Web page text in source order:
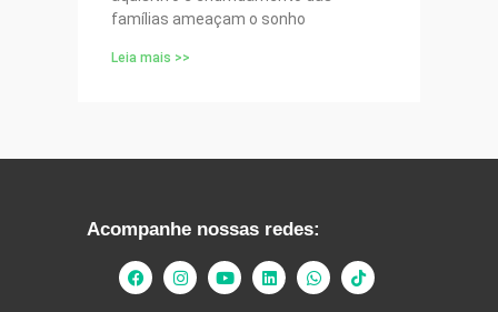
famílias ameaçam o sonho
Leia mais >>
Acompanhe nossas redes: